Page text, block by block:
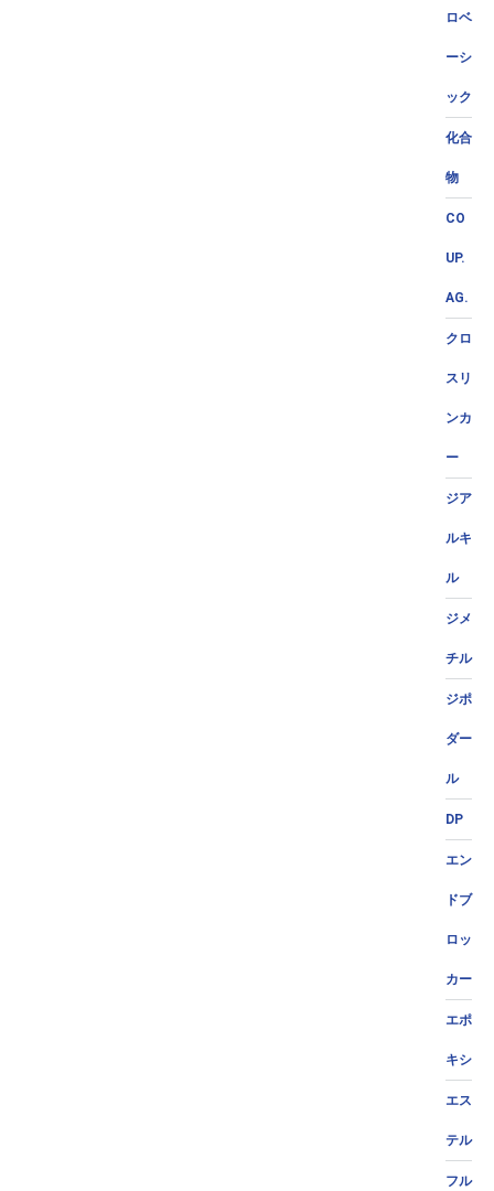
ロベ
ーシ
ック
化合
物
CO
UP.
AG.
クロ
スリ
ンカ
ー
ジア
ルキ
ル
ジメ
チル
ジポ
ダー
ル
DP
エン
ドブ
ロッ
カー
エポ
キシ
エス
テル
フル